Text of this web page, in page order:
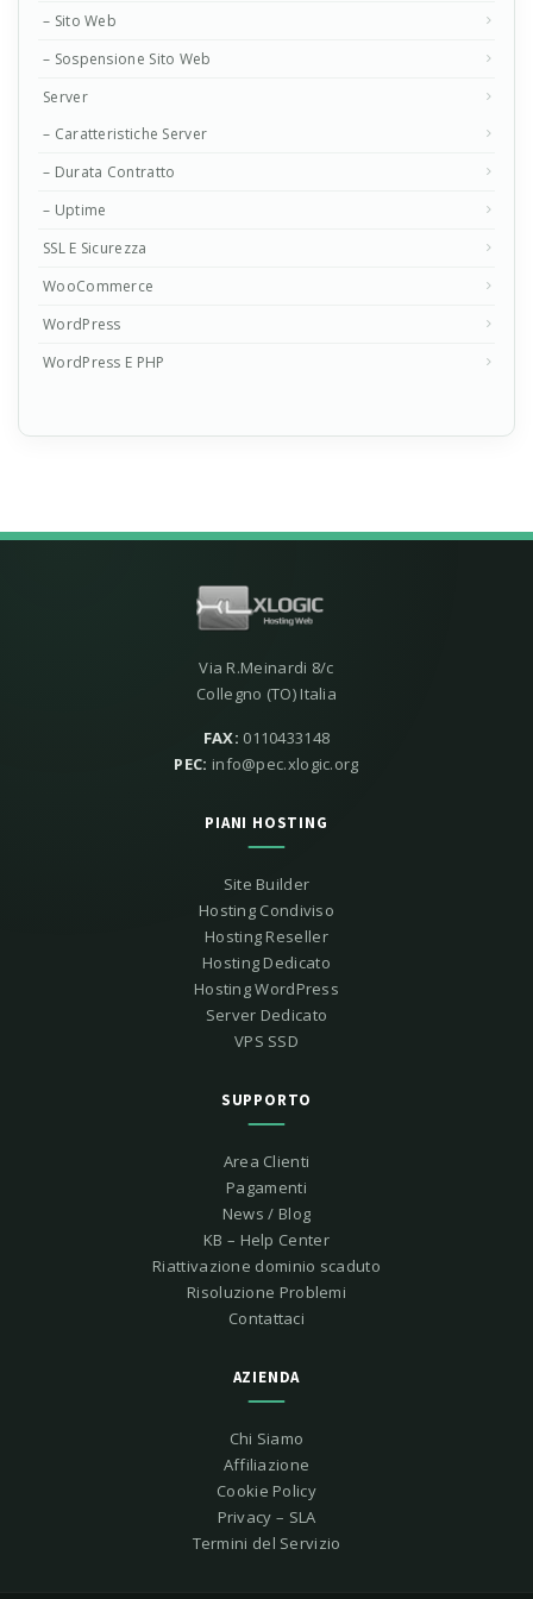
– Sito Web
– Sospensione Sito Web
Server
– Caratteristiche Server
– Durata Contratto
– Uptime
SSL E Sicurezza
WooCommerce
WordPress
WordPress E PHP
Via R.Meinardi 8/c
Collegno (TO) Italia
FAX: 0110433148
PEC: info@pec.xlogic.org
PIANI HOSTING
Site Builder
Hosting Condiviso
Hosting Reseller
Hosting Dedicato
Hosting WordPress
Server Dedicato
VPS SSD
SUPPORTO
Area Clienti
Pagamenti
News / Blog
KB – Help Center
Riattivazione dominio scaduto
Risoluzione Problemi
Contattaci
AZIENDA
Chi Siamo
Affiliazione
Cookie Policy
Privacy – SLA
Termini del Servizio